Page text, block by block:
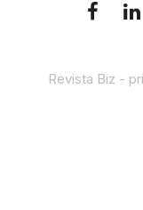
Revista Biz -